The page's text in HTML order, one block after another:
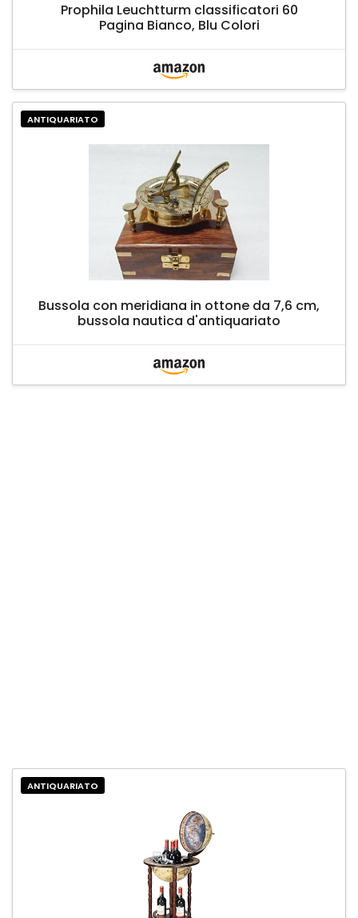
Prophila Leuchtturm classificatori 60
Pagina Bianco, Blu Colori
ANTIQUARIATO
Bussola con meridiana in ottone da 7,6 cm,
bussola nautica d'antiquariato
ANTIQUARIATO